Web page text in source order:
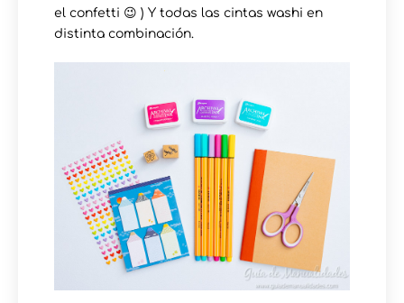
el confetti 😉 ) Y todas las cintas washi en
distinta combinación.